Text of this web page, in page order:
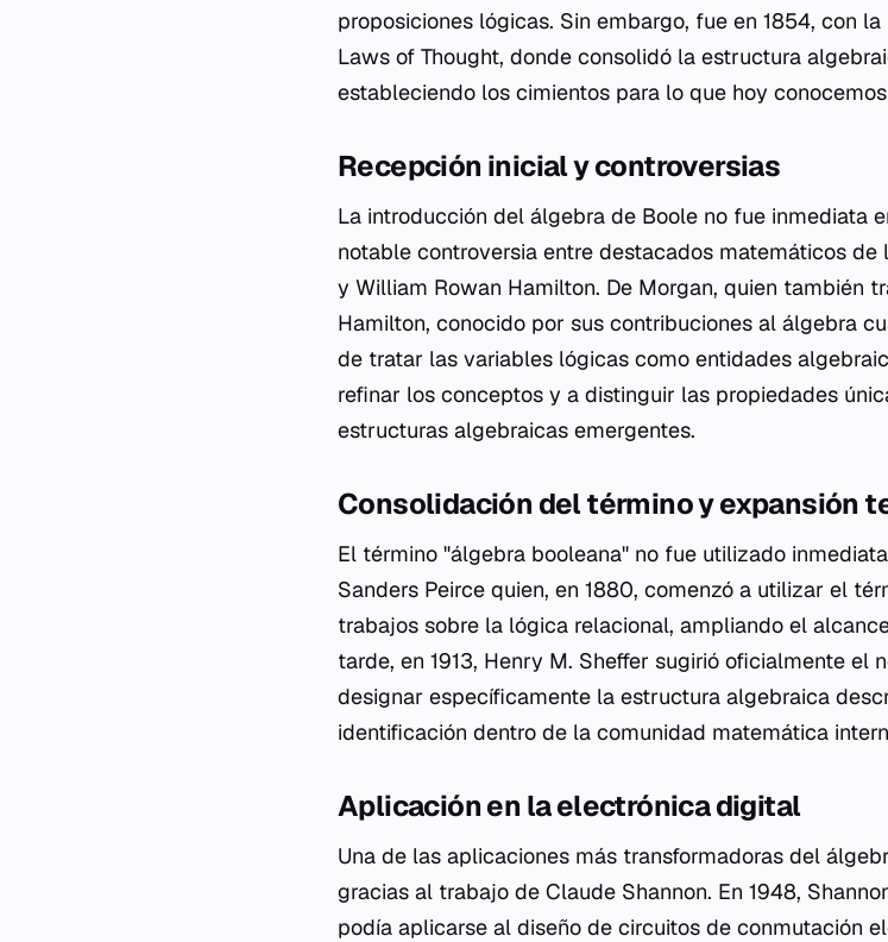
proposiciones lógicas. Sin embargo, fue en 1854, con
Laws of Thought, donde consolidó la estructura
estableciendo los cimientos para lo que hoy
Recepción inicial y controversias
La introducción del álgebra de Boole no fue inmediata
notable controversia entre destacados matemáticos de
y William Rowan Hamilton. De Morgan, quien también
Hamilton, conocido por sus contribuciones al álgebra
de tratar las variables lógicas como entidades
refinar los conceptos y a distinguir las propiedades
estructuras algebraicas emergentes.
Consolidación del término y expansión
El término "álgebra booleana" no fue utilizado
Sanders Peirce quien, en 1880, comenzó a utilizar el
trabajos sobre la lógica relacional, ampliando el
tarde, en 1913, Henry M. Sheffer sugirió oficialmente el
designar específicamente la estructura algebraica
identificación dentro de la comunidad matemática
Aplicación en la electrónica digital
Una de las aplicaciones más transformadoras del
gracias al trabajo de Claude Shannon. En 1948,
podía aplicarse al diseño de circuitos de conmutación